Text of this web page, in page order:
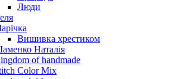
Люди
Вишивка хрестиком
Наталія
of handmade
Color Mix